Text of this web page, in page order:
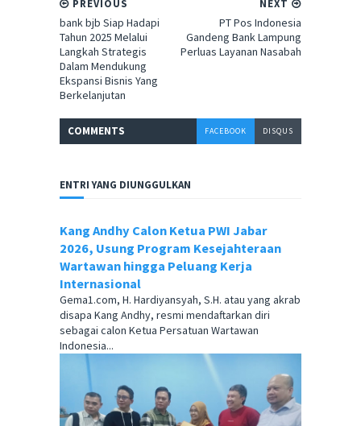
NEXT
PT Pos Indonesia
Gandeng Bank Lampung
Perluas Layanan Nasabah
PREVIOUS
bank bjb Siap Hadapi
Tahun 2025 Melalui
Langkah Strategis
Dalam Mendukung
Ekspansi Bisnis Yang
Berkelanjutan
COMMENTS FACEBOOK DISQUS
ENTRI YANG DIUNGGULKAN
Kang Andhy Calon Ketua PWI Jabar
2026, Usung Program Kesejahteraan
Wartawan hingga Peluang Kerja
Internasional
Gema1.com, H. Hardiyansyah, S.H. atau yang akrab
disapa Kang Andhy, resmi mendaftarkan diri
sebagai calon Ketua Persatuan Wartawan
Indonesia...